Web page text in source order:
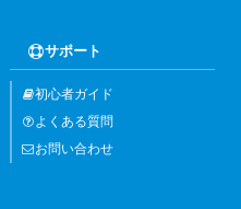
サポート
初心者ガイド
よくある質問
お問い合わせ